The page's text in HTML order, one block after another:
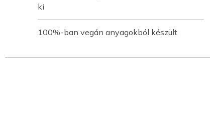
ki
100%-ban vegán anyagokból készült